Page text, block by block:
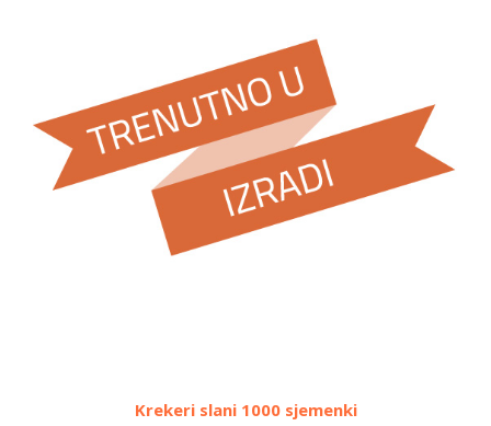
slani 1000 sjemenki